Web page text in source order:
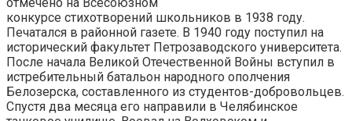
конкурсе стихотворений школьников в 1938 году.
Печатался в районной газете. В 1940 году поступил на
исторический факультет Петрозаводского университета.
После начала Великой Отечественной Войны вступил в
истребительный батальон народного ополчения
Белозерска, составленного из студентов-добровольцев.
Спустя два месяца его направили в Челябинское